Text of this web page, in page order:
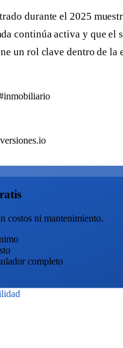
durante el 2025
continúa activa y que el
un rol clave dentro de la
costos ni mantenimiento.
completo